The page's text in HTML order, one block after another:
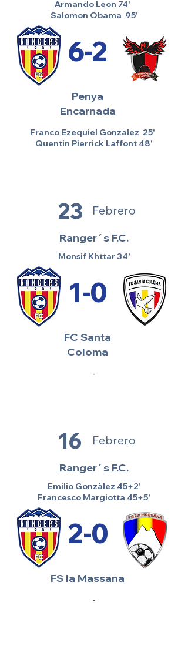
Armando Leon 74'
Salomon Obama 95'
6-2
Penya
Encarnada
Franco Ezequiel Gonzalez 25'
Quentin Pierrick Laffont 48'
23 Febrero
Ranger´s F.C.
Monsif Khttar 34'
1-0
FC Santa
Coloma
-
16 Febrero
Ranger´s F.C.
Emilio Gonzàlez 45+2'
Francesco Margiotta 45+5'
2-0
FS la Massana
-